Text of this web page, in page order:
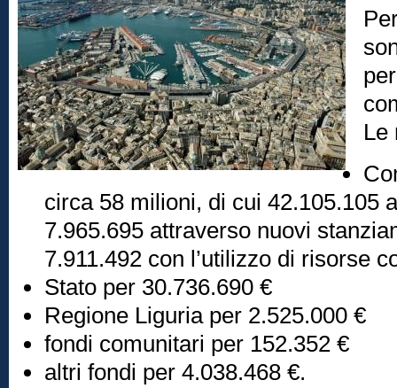
per
Le
circa 58 milioni, di cui 42.105.105
7.965.695 attraverso nuovi
7.911.492 con l’utilizzo di risorse
Stato per 30.736.690 €
Regione Liguria per 2.525.000 €
fondi comunitari per 152.352 €
altri fondi per 4.038.468 €.